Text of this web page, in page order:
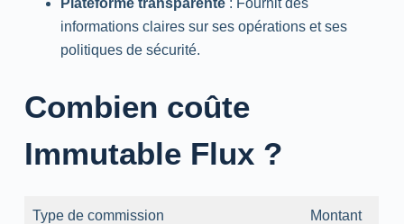
Plateforme transparente: Fournit des
informations claires sur ses opérations et ses
politiques de sécurité.
Combien coûte
Immutable Flux ?
Type de commission Montant